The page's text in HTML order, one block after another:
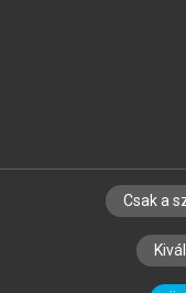
SZERZŐKNEK
Csak a